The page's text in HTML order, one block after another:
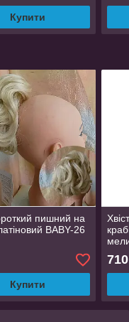
Купити
пишний на
BABY-26
Купити
710